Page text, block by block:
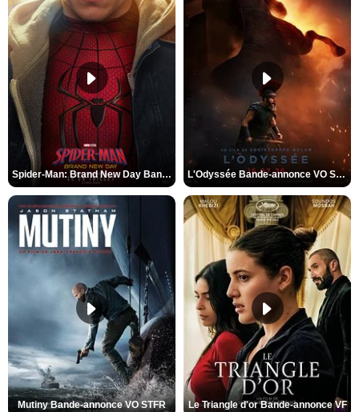
Spider-Man: Brand New Day Bande-annonce VO STFR L'Odyssée Bande-annonce VO STFR
Mutiny Bande-annonce VO STFR Le Triangle d'or Bande-annonce VF